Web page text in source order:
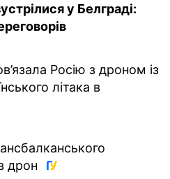
у Белграді:
Росію з дроном із
літака в
дрон